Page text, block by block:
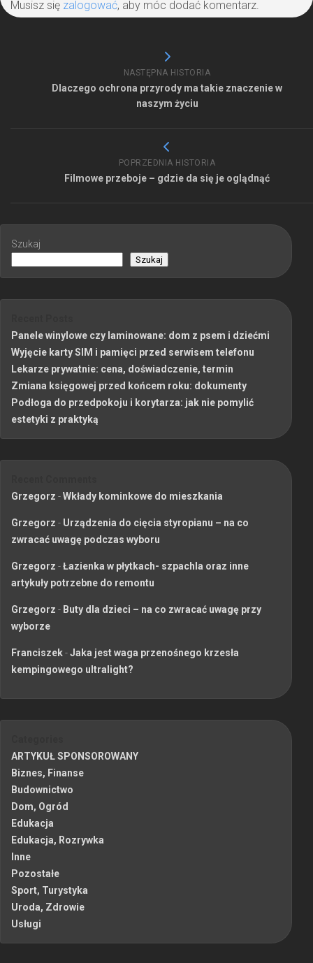
Musisz się zalogować, aby móc dodać komentarz.
NASTĘPNA HISTORIA
Dlaczego ochrona przyrody ma takie znaczenie w
naszym życiu
POPRZEDNIA HISTORIA
Filmowe przeboje – gdzie da się je oglądnąć
Szukaj
Szukaj
Panele winylowe czy laminowane: dom z psem i dziećmi
Wyjęcie karty SIM i pamięci przed serwisem telefonu
Lekarze prywatnie: cena, doświadczenie, termin
Zmiana księgowej przed końcem roku: dokumenty
Podłoga do przedpokoju i korytarza: jak nie pomylić
estetyki z praktyką
Grzegorz -Wkłady kominkowe do mieszkania
Grzegorz - Urządzenia do cięcia styropianu – na co
zwracać uwagę podczas wyboru
Grzegorz -Łazienka w płytkach- szpachla oraz inne
artykuły potrzebne do remontu
Grzegorz - Buty dla dzieci – na co zwracać uwagę przy
wyborze
Franciszek-Jaka jest waga przenośnego krzesła
kempingowego ultralight?
ARTYKUŁ SPONSOROWANY
Biznes, Finanse
Budownictwo
Dom, Ogród
Edukacja
Edukacja, Rozrywka
Inne
Pozostałe
Sport, Turystyka
Uroda, Zdrowie
Usługi